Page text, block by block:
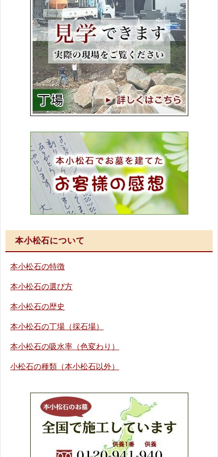
本小松石について
本小松石の特徴
本小松石の選び方
本小松石の歴史
本小松石の丁場（採石場）
本小松石の吸水率（色変わり）
小松石の種類（本小松石以外）